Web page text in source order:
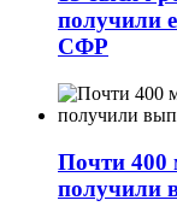
получили
СФР
Почти 400
получили